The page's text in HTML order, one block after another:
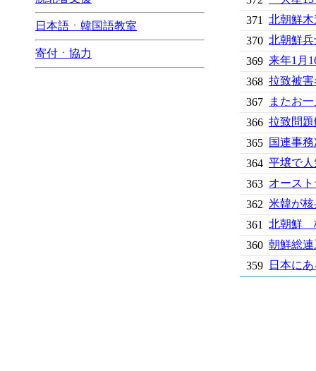
日本語ㆍ韓国語教室
寄付ㆍ協力
371 北朝鮮
370 北朝鮮
369 来年1月
368 拉致被
367
またお
366 拉致問
365
国連事
364 平壌で
363 オース
362 米韓が
361 北朝鮮
360 朝鮮総
359
日本に